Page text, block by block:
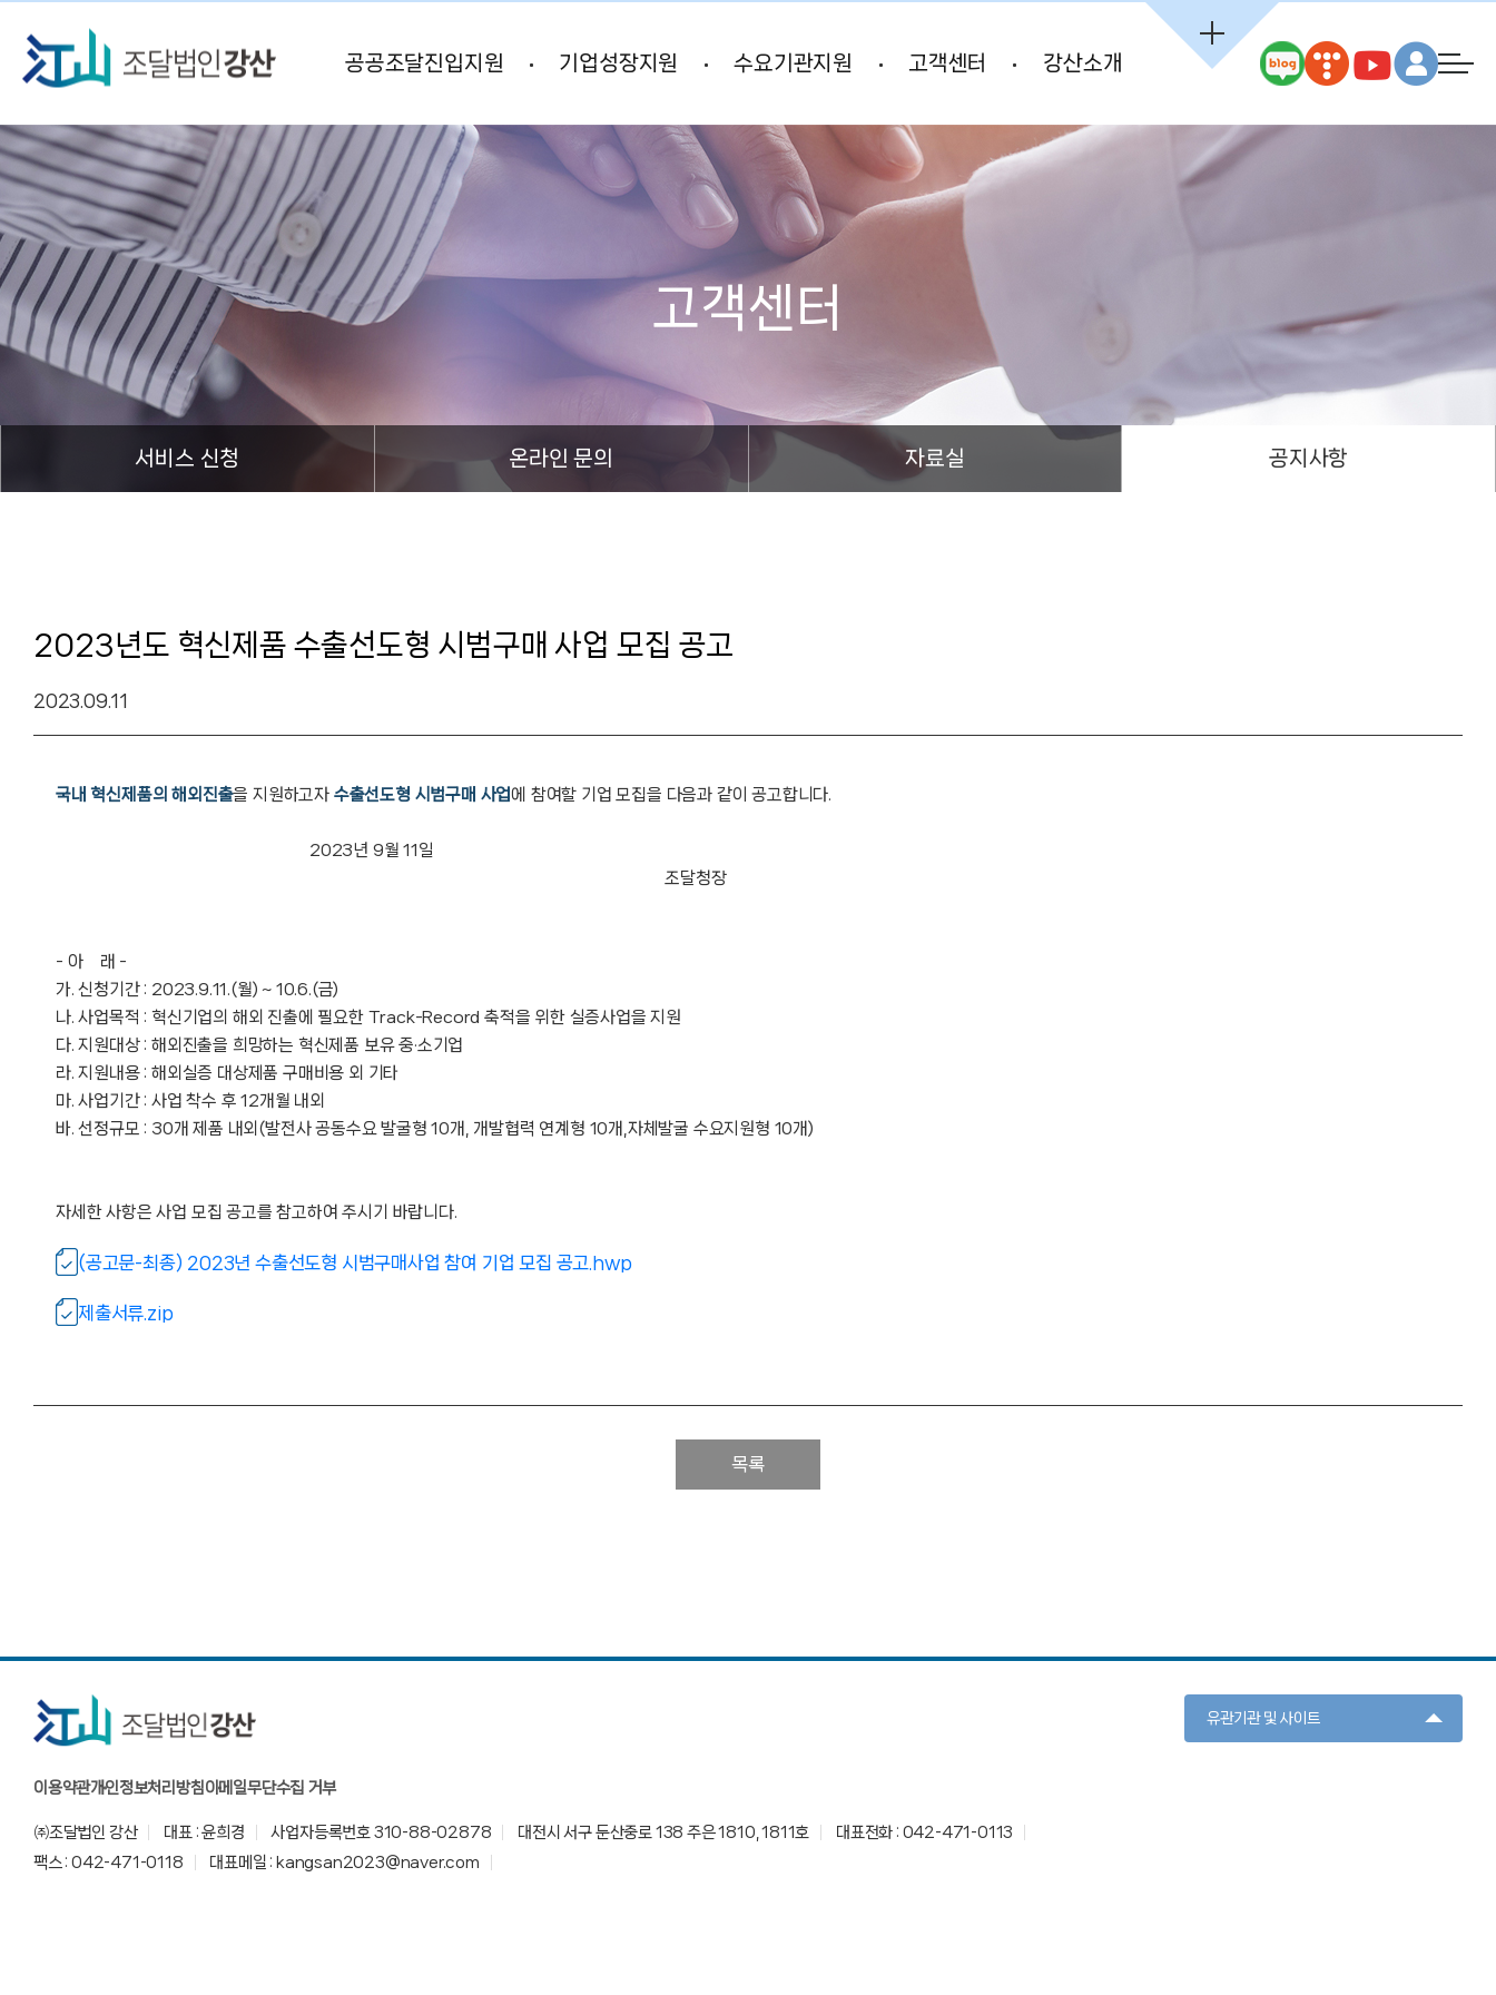
본문 바로가기
공공조달진입지원 기업성장지원 수요기관지원 고객센터 강산소개
고객센터
서비스 신청 온라인 문의 자료실 공지사항
2023년도 혁신제품 수출선도형 시범구매 사업 모집 공고
2023.09.11
국내 혁신제품의 해외진출을 지원하고자 수출선도형 시범구매 사업에 참여할 기업 모집을 다음과 같이 공고합니다.
2023년 9월 11일
조달청장
- 아 래 -
가. 신청기간 : 2023.9.11.(월) ~ 10.6.(금)
나. 사업목적 : 혁신기업의 해외 진출에 필요한 Track-Record 축적을 위한 실증사업을 지원
다. 지원대상 : 해외진출을 희망하는 혁신제품 보유 중·소기업
라. 지원내용 : 해외실증 대상제품 구매비용 외 기타
마. 사업기간 : 사업 착수 후 12개월 내외
바. 선정규모 : 30개 제품 내외(발전사 공동수요 발굴형 10개, 개발협력 연계형 10개,자체발굴 수요지원형 10개)
자세한 사항은 사업 모집 공고를 참고하여 주시기 바랍니다.
(공고문-최종) 2023년 수출선도형 시범구매사업 참여 기업 모집 공고.hwp
제출서류.zip
목록
이용약관개인정보처리방침이메일무단수집 거부
㈜조달법인 강산 대표 : 윤희경 사업자등록번호 310-88-02878 대전시 서구 둔산중로 138 주은 1810, 1811호
대표전화 : 042-471-0113
팩스 : 042-471-0118
대표메일 : kangsan2023@naver.com
유관기관 및 사이트